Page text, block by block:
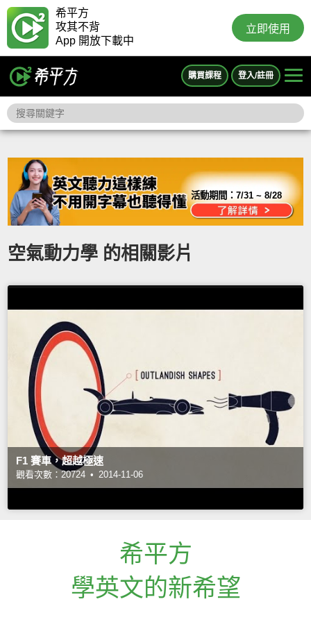
希平方
攻其不背
App 開放下載中
立即使用
購買課程 登入/註冊
活動期間：7/31 ~ 8/28
空氣動力學 的相關影片
F1 賽車，超越極速
觀看次數：20724 • 2014-11-06
希平方
學英文的新希望